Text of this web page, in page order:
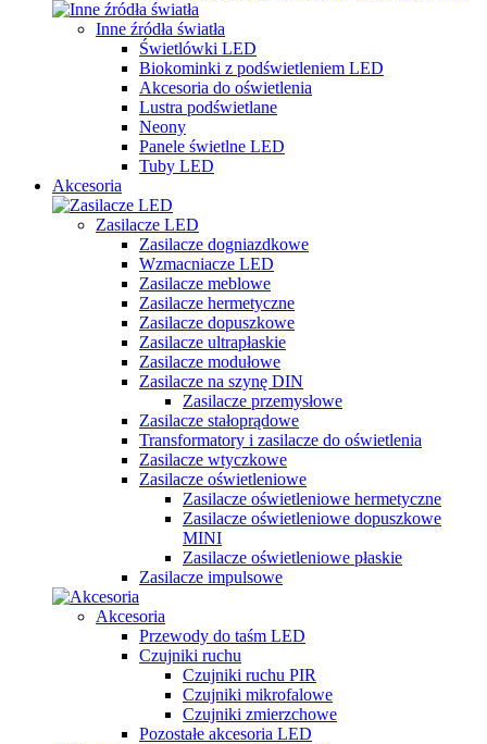
Inne źródła światła
Świetlówki LED
Biokominki z podświetleniem LED
Akcesoria do oświetlenia
Lustra podświetlane
Neony
Panele świetlne LED
Tuby LED
Akcesoria
Zasilacze LED
Zasilacze dogniazdkowe
Wzmacniacze LED
Zasilacze meblowe
Zasilacze hermetyczne
Zasilacze dopuszkowe
Zasilacze ultrapłaskie
Zasilacze modułowe
Zasilacze na szynę DIN
Zasilacze przemysłowe
Zasilacze stałoprądowe
Transformatory i zasilacze do oświetlenia
Zasilacze wtyczkowe
Zasilacze oświetleniowe
Zasilacze oświetleniowe hermetyczne
Zasilacze oświetleniowe dopuszkowe
MINI
Zasilacze oświetleniowe płaskie
Zasilacze impulsowe
Akcesoria
Przewody do taśm LED
Czujniki ruchu
Czujniki ruchu PIR
Czujniki mikrofalowe
Czujniki zmierzchowe
Pozostałe akcesoria LED